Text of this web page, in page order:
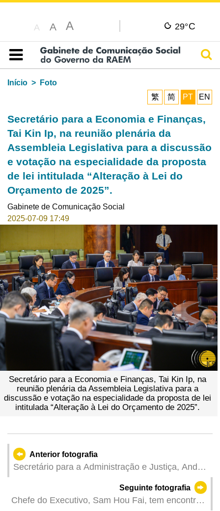
A A A 29°C
Índice
Início
Foto
繁
简 PT EN
Secretário para a Economia e Finanças,
Tai Kin Ip, na reunião plenária da
Assembleia Legislativa para a discussão
e votação na especialidade da proposta
de lei intitulada “Alteração à Lei do
Orçamento de 2025”.
Gabinete de Comunicação Social
2025-07-09 17:49
Secretário para a Economia e Finanças, Tai Kin Ip, na
reunião plenária da Assembleia Legislativa para a
discussão e votação na especialidade da proposta de lei
intitulada “Alteração à Lei do Orçamento de 2025”.
Anterior fotografia
Secretário para a Administração e Justiça, André
Legislativa, para a discussão e votação na
especialidade da proposta de lei intitulada
Seguinte fotografia
Chefe do Executivo, Sam Hou Fai, tem encontro